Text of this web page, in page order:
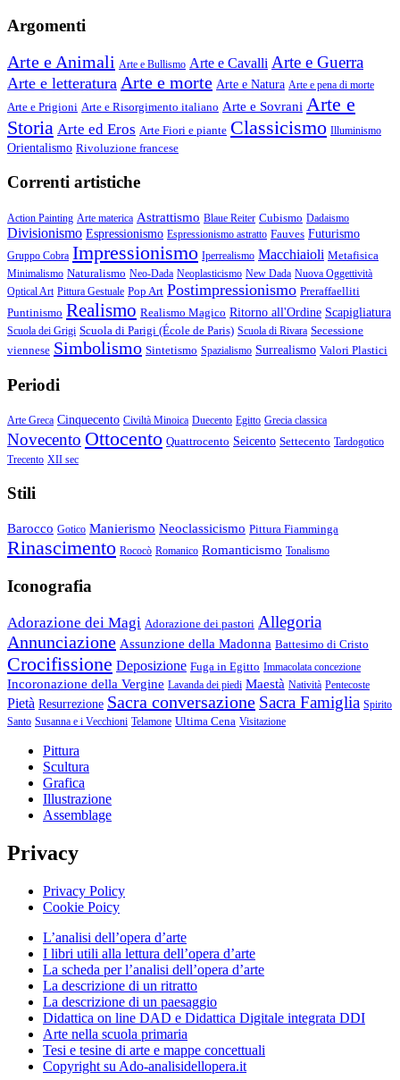
Argomenti
Arte e Animali Arte e Bullismo Arte e Cavalli Arte e Guerra
Arte e letteratura Arte e morte Arte e Natura Arte e pena di morte
Arte e Prigioni Arte e Risorgimento italiano Arte e Sovrani Arte e
Storia Arte ed Eros Arte Fiori e piante Classicismo Illuminismo
Orientalismo Rivoluzione francese
Correnti artistiche
Action Painting Arte materica Astrattismo Blaue Reiter Cubismo Dadaismo
Divisionismo Espressionismo Espressionismo astratto Fauves Futurismo
Gruppo Cobra Impressionismo Iperrealismo Macchiaioli Metafisica
Minimalismo Naturalismo Neo-Dada Neoplasticismo New Dada Nuova Oggettività
Optical Art Pittura Gestuale Pop Art Postimpressionismo Preraffaelliti
Puntinismo Realismo Realismo Magico Ritorno all'Ordine Scapigliatura
Scuola dei Grigi Scuola di Parigi (École de Paris) Scuola di Rivara Secessione
viennese Simbolismo Sintetismo Spazialismo Surrealismo Valori Plastici
Periodi
Arte Greca Cinquecento Civiltà Minoica Duecento Egitto Grecia classica
Novecento Ottocento Quattrocento Seicento Settecento Tardogotico
Trecento XII sec
Stili
Barocco Gotico Manierismo Neoclassicismo Pittura Fiamminga
Rinascimento Rococò Romanico Romanticismo Tonalismo
Iconografia
Adorazione dei Magi Adorazione dei pastori Allegoria
Annunciazione Assunzione della Madonna Battesimo di Cristo
Crocifissione Deposizione Fuga in Egitto Immacolata concezione
Incoronazione della Vergine Lavanda dei piedi Maestà Natività Pentecoste
Pietà Resurrezione Sacra conversazione Sacra Famiglia Spirito
Santo Susanna e i Vecchioni Telamone Ultima Cena Visitazione
Pittura
Scultura
Grafica
Illustrazione
Assemblage
Privacy
Privacy Policy
Cookie Poicy
L’analisi dell’opera d’arte
I libri utili alla lettura dell’opera d’arte
La scheda per l’analisi dell’opera d’arte
La descrizione di un ritratto
La descrizione di un paesaggio
Didattica on line DAD e Didattica Digitale integrata DDI
Arte nella scuola primaria
Tesi e tesine di arte e mappe concettuali
Copyright su Ado-analisidellopera.it